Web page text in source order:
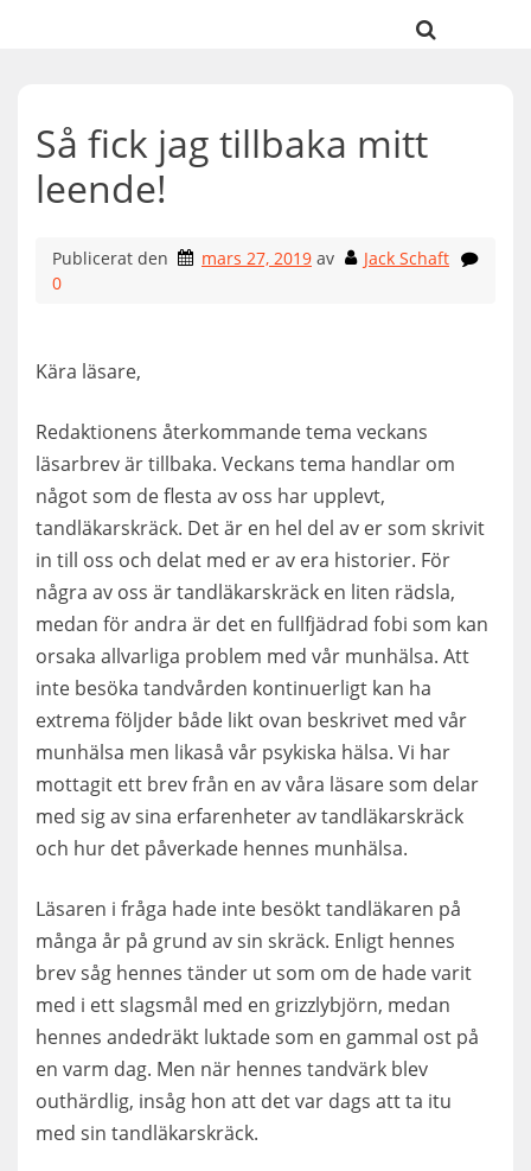
Så fick jag tillbaka mitt
leende!
Publicerat den mars 27, 2019 av
Jack Schaft
0
Kära läsare,
Redaktionens återkommande tema veckans
läsarbrev är tillbaka. Veckans tema handlar om
något som de flesta av oss har upplevt,
tandläkarskräck. Det är en hel del av er som skrivit
in till oss och delat med er av era historier. För
några av oss är tandläkarskräck en liten rädsla,
medan för andra är det en fullfjädrad fobi som kan
orsaka allvarliga problem med vår munhälsa. Att
inte besöka tandvården kontinuerligt kan ha
extrema följder både likt ovan beskrivet med vår
munhälsa men likaså vår psykiska hälsa. Vi har
mottagit ett brev från en av våra läsare som delar
med sig av sina erfarenheter av tandläkarskräck
och hur det påverkade hennes munhälsa.
Läsaren i fråga hade inte besökt tandläkaren på
många år på grund av sin skräck. Enligt hennes
brev såg hennes tänder ut som om de hade varit
med i ett slagsmål med en grizzlybjörn, medan
hennes andedräkt luktade som en gammal ost på
en varm dag. Men när hennes tandvärk blev
outhärdlig, insåg hon att det var dags att ta itu
med sin tandläkarskräck.